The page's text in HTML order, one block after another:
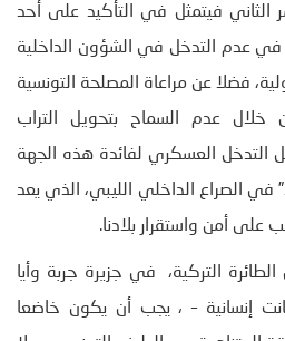
الثاني فيتمثل في التأكيد على أحد
في عدم التدخل في الشؤون الداخلية
فضلا عن مراعاة المصلحة التونسية
خلال عدم السماح بتحويل التراب
التدخل العسكري لفائدة هذه الجهة
في الصراع الداخلي الليبي، الذي يعد
على أمن واستقرار بلادنا.
التركية، في جزيرة جربة وأيا
إنسانية – ، يجب أن يكون خاضعا